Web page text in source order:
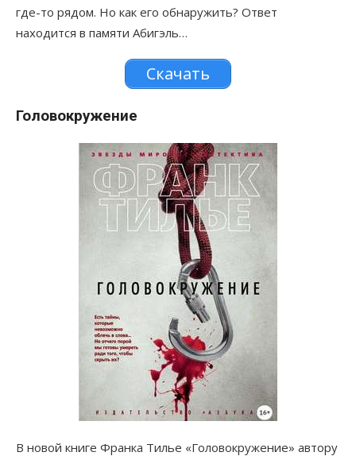
где-то рядом. Но как его обнаружить? Ответ
находится в памяти Абигэль…
Скачать
Головокружение
В новой книге Франка Тилье «Головокружение» автору